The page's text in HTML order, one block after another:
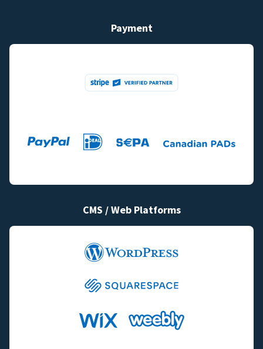
Payment
CMS / Web Platforms